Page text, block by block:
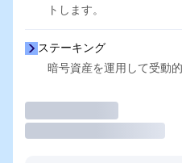
トします。
ステーキング
暗号資産を運用して受動